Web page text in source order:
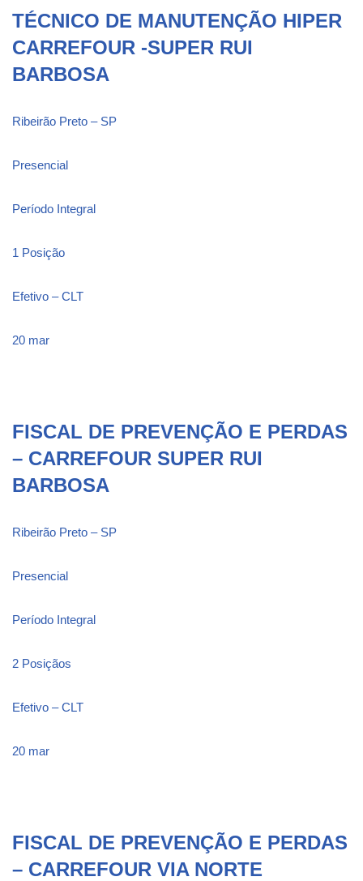
TÉCNICO DE MANUTENÇÃO HIPER
CARREFOUR -SUPER RUI
BARBOSA
Ribeirão Preto – SP
Presencial
Período Integral
1 Posição
Efetivo – CLT
20 mar
FISCAL DE PREVENÇÃO E PERDAS
– CARREFOUR SUPER RUI
BARBOSA
Ribeirão Preto – SP
Presencial
Período Integral
2 Posiçãos
Efetivo – CLT
20 mar
FISCAL DE PREVENÇÃO E PERDAS
– CARREFOUR VIA NORTE